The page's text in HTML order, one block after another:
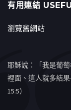
有用連結
瀏覽舊網站
耶穌說：「我是葡
裡面、這人就多結
15:5）